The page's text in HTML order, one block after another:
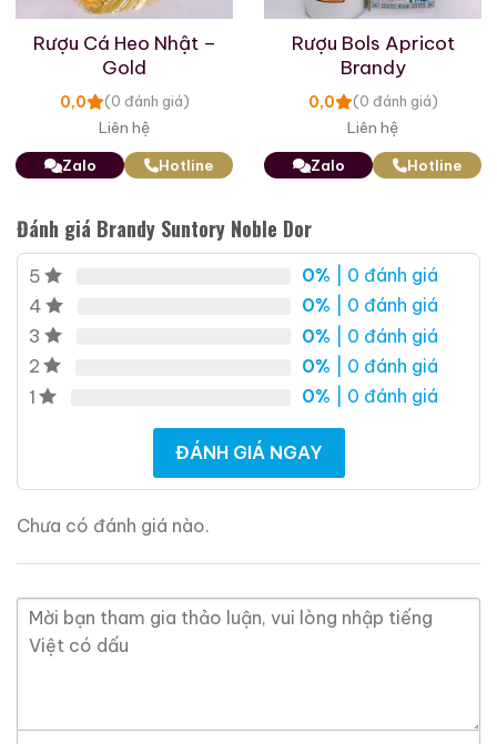
Macallan 18 Sherry
Oak 1997
Macallan 18 Sherry
Oak 1996
700ml / 43%
(0 đánh giá)
28.880.000₫
Zalo
Giới Thiệu Một Số Mẫu Rượu Brandy
Rượu Cá Heo Nhật –
Gold
0,0 (0 đánh giá)
Liên hệ
Zalo Hotline
Rượu Bols Apricot
Brandy
0,0 (0 đánh giá)
Liên hệ
Zalo Hotline
Đánh giá Brandy Suntory Noble Dor
5 0% | 0 đánh giá
4
0% | 0 đánh giá
3
0% | 0 đánh giá
2
0% | 0 đánh giá
1
0% | 0 đánh giá
ĐÁNH GIÁ NGAY
Chưa có đánh giá nào.